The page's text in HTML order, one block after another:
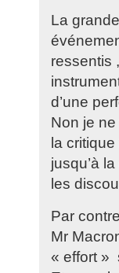
La
ressentis
d’une
Non je
la
jusqu’à
les
Par
Mr
« effort »